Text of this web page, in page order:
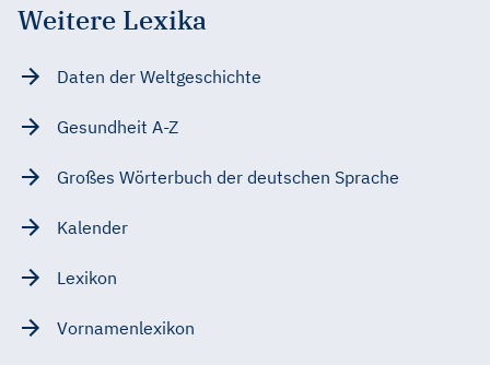
Weitere Lexika
Daten der Weltgeschichte
Gesundheit A-Z
Großes Wörterbuch der deutschen Sprache
Kalender
Lexikon
Vornamenlexikon